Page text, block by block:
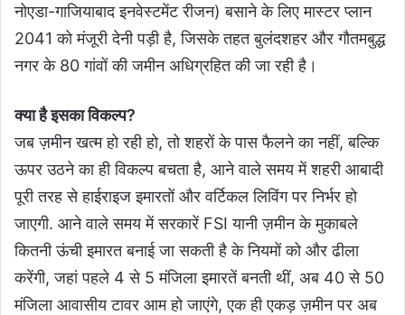
नोएडा-गाजियाबाद इनवेस्टमेंट रीजन) बसाने के लिए मास्टर प्लान
2041 को मंजूरी देनी पड़ी है, जिसके तहत बुलंदशहर और गौतमबुद्ध
नगर के 80 गांवों की जमीन अधिग्रहित की जा रही है।
क्या है इसका विकल्प?
जब ज़मीन खत्म हो रही हो, तो शहरों के पास फैलने का नहीं, बल्कि
ऊपर उठने का ही विकल्प बचता है, आने वाले समय में शहरी आबादी
पूरी तरह से हाईराइज इमारतों और वर्टिकल लिविंग पर निर्भर हो
जाएगी. आने वाले समय में सरकारें FSI यानी ज़मीन के मुकाबले
कितनी ऊंची इमारत बनाई जा सकती है के नियमों को और ढीला
करेंगी, जहां पहले 4 से 5 मंजिला इमारतें बनती थीं, अब 40 से 50
मंजिला आवासीय टावर आम हो जाएंगे, एक ही एकड़ ज़मीन पर अब